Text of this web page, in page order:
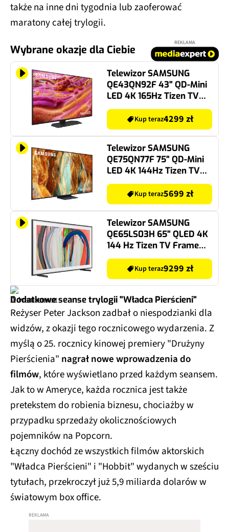
także na inne dni tygodnia lub zaoferować
maratony całej trylogii.
Wybrane okazje dla Ciebie
REKLAMA
Telewizor SAMSUNG
QE43QN92F 43" QD-Mini
LED 4K 165Hz Tizen TV
Dolby Atmos HDMI 2.1
Kup teraz4299 zł
Telewizor SAMSUNG
QE75QN77F 75" QD-Mini
LED 4K 144Hz Tizen TV
HDMI 2.1
Kup teraz5699 zł
Telewizor SAMSUNG
QE65LS03H 65" QLED 4K
144 Hz Tizen TV Frame
Dolby Atmos HDMI 2.1
Kup teraz9299 zł
Dodatkowe seanse trylogii "Władca Pierścieni"
Reżyser Peter Jackson zadbał o niespodzianki dla
widzów, z okazji tego rocznicowego wydarzenia. Z
myślą o 25. rocznicy kinowej premiery "Drużyny
Pierścienia" nagrał nowe wprowadzenia do
filmów, które wyświetlano przed każdym seansem.
Jak to w Ameryce, każda rocznica jest także
pretekstem do robienia biznesu, chociażby w
przypadku sprzedaży okolicznościowych
pojemników na Popcorn.
Łączny dochód ze wszystkich filmów aktorskich
"Władca Pierścieni" i "Hobbit" wydanych w sześciu
tytułach, przekroczył już 5,9 miliarda dolarów w
światowym box office.